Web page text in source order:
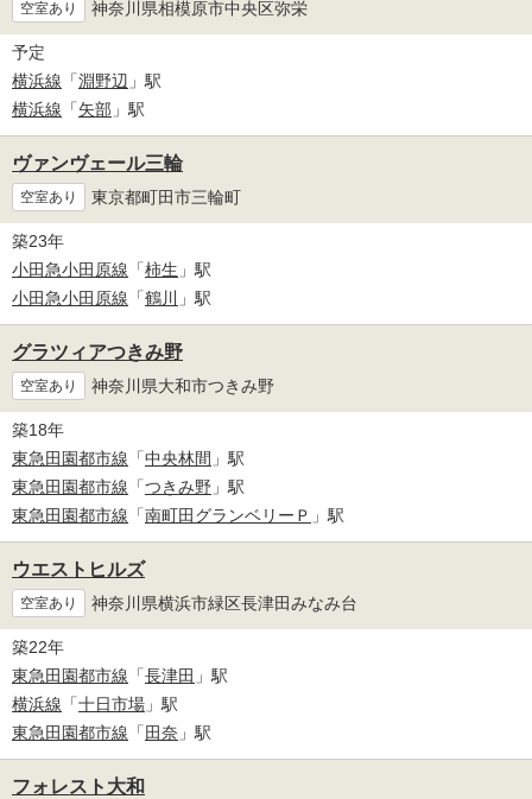
空室あり 神奈川県相模原市中央区弥栄
予定
横浜線 「淵野辺 」駅
横浜線 「矢部 」駅
ヴァンヴェール三輪
空室あり 東京都町田市三輪町
築23年
小田急小田原線 「柿生 」駅
小田急小田原線 「鶴川 」駅
グラツィアつきみ野
空室あり 神奈川県大和市つきみ野
築18年
東急田園都市線 「中央林間 」駅
東急田園都市線 「つきみ野 」駅
東急田園都市線 「南町田グランベリーＰ 」駅
ウエストヒルズ
空室あり 神奈川県横浜市緑区長津田みなみ台
築22年
東急田園都市線 「長津田 」駅
横浜線 「十日市場 」駅
東急田園都市線 「 田奈 」駅
フォレスト大和